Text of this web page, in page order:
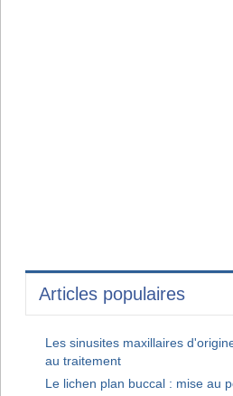
Articles populaires
Les sinusites maxillaires
au traitement
Le lichen plan buccal : mise au